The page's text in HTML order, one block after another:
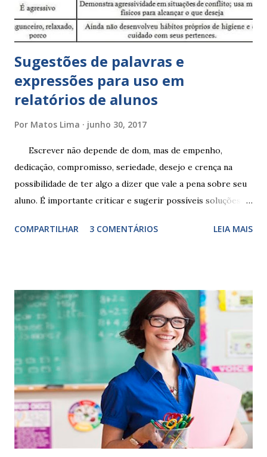
Sugestões de palavras e
expressões para uso em
relatórios de alunos
Por Matos Lima junho 30, 2017
Escrever não depende de dom, mas de empenho,
dedicação, compromisso, seriedade, desejo e crença na
possibilidade de ter algo a dizer que vale a pena sobre seu
aluno. É importante criticar e sugerir possíveis soluções.
exercitação. E encontrar a melhor maneira de expressar o
sempre as intervenções feitas para ações apresentadas,
isso ressalta trabalho. SUGESTÕES DE PALAVRAS E
EXPRESSÕES PARA USO EM RELATÓRIOS Você pensa Você
escreve O aluno não sabe O aluno não adquiriu os
conceitos, está em fase de aprendizado. Não tem limites
Apresenta dificuldades de auto-regulação, pois… É nervoso
Ainda não desenvolveu habilidades para convívio no
ambiente...
COMPARTILHAR 3 COMENTÁRIOS LEIA MAIS